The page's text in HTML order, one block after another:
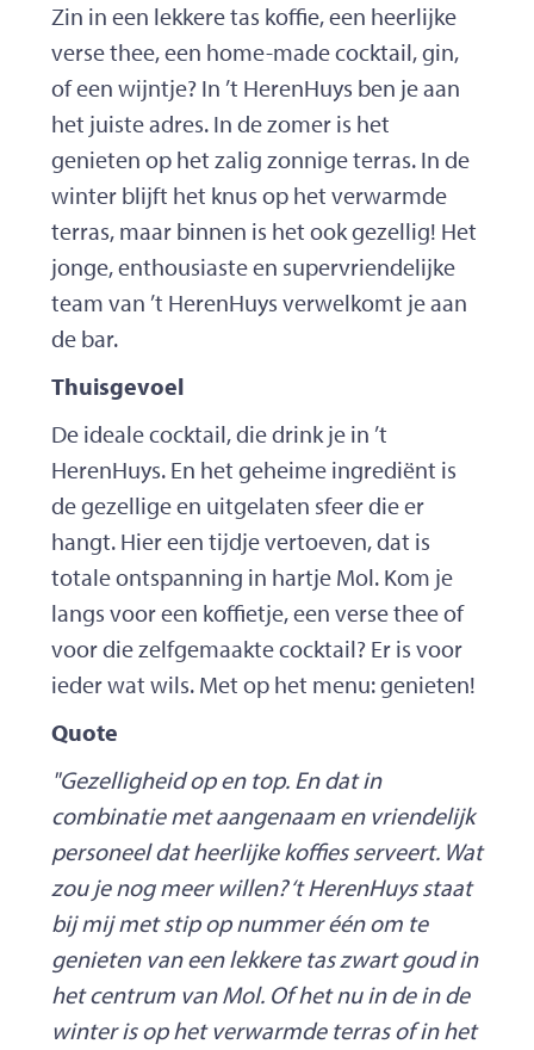
Zin in een lekkere tas koffie, een heerlijke
verse thee, een home-made cocktail, gin,
of een wijntje? In ’t HerenHuys ben je aan
het juiste adres. In de zomer is het
genieten op het zalig zonnige terras. In de
winter blijft het knus op het verwarmde
terras, maar binnen is het ook gezellig! Het
jonge, enthousiaste en supervriendelijke
team van ’t HerenHuys verwelkomt je aan
de bar.
Thuisgevoel
De ideale cocktail, die drink je in ’t
HerenHuys. En het geheime ingrediënt is
de gezellige en uitgelaten sfeer die er
hangt. Hier een tijdje vertoeven, dat is
totale ontspanning in hartje Mol. Kom je
langs voor een koffietje, een verse thee of
voor die zelfgemaakte cocktail? Er is voor
ieder wat wils. Met op het menu: genieten!
Quote
"Gezelligheid op en top. En dat in
combinatie met aangenaam en vriendelijk
personeel dat heerlijke koffies serveert. Wat
zou je nog meer willen? ‘t HerenHuys staat
bij mij met stip op nummer één om te
genieten van een lekkere tas zwart goud in
het centrum van Mol. Of het nu in de in de
winter is op het verwarmde terras of in het